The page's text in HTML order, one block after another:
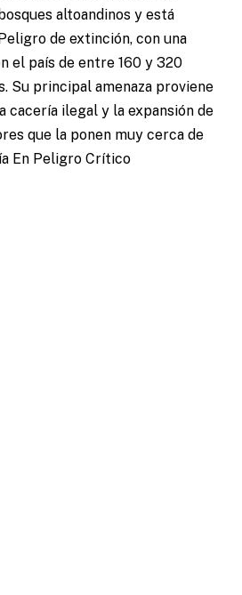
altoandinos y está
de extinción, con una
el país de entre 160 y 320
Su principal amenaza proviene
cacería ilegal y la expansión de
que la ponen muy cerca de
En Peligro Crítico